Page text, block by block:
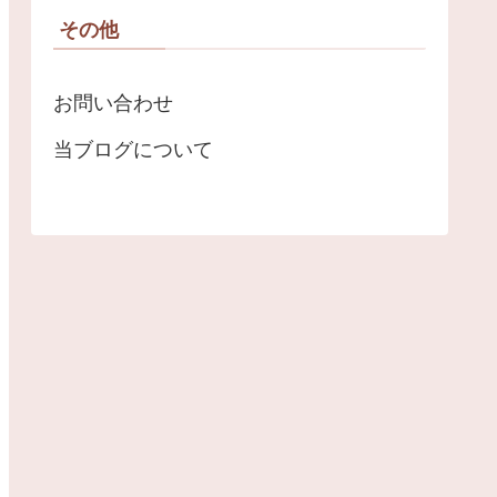
その他
お問い合わせ
当ブログについて